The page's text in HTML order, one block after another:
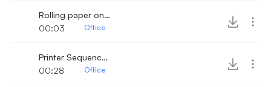
Rolling paper on a printer 2
00:03
Office
Printer Sequence 2
00:28
Office